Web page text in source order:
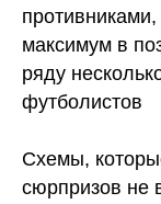
максимум в
ряду
футболистов
Схемы,
сюрпризов не